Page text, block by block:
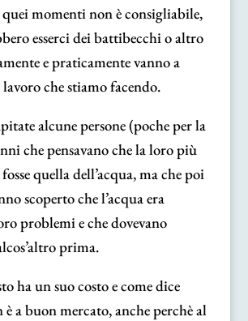
momenti non è consigliabile,
esserci dei battibecchi o altro
e praticamente vanno a
che stiamo facendo.
alcune persone (poche per la
che pensavano che la loro più
quella dell’acqua, ma che poi
scoperto che l’acqua era
problemi e che dovevano
prima.
ha un suo costo e come dice
a buon mercato, anche perchè al